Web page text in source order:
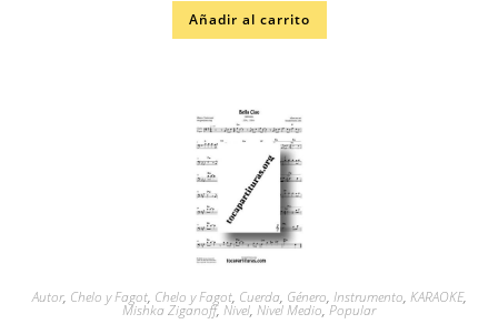
Añadir al carrito
Autor, Chelo y Fagot, Chelo y Fagot, Cuerda, Género, Instrumento, KARAOKE,
Mishka Ziganoff, Nivel, Nivel Medio,Popular